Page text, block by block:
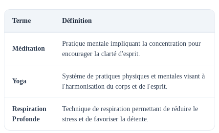
Terme Définition
Méditation
Pratique mentale impliquant la concentration pour
encourager la clarté d'esprit.
Yoga
Système de pratiques physiques et mentales visant à
l'harmonisation du corps et de l'esprit.
Respiration
Profonde
Technique de respiration permettant de réduire le
stress et de favoriser la détente.